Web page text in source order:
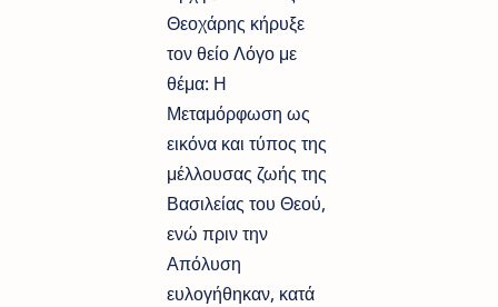
Θεοχάρης κήρυξε
τον θείο Λόγο με
θέμα: Η
Μεταμόρφωση ως
εικόνα και τύπος της
μέλλουσας ζωής της
Βασιλείας του Θεού,
ενώ πριν την
Απόλυση
ευλογήθηκαν, κατά